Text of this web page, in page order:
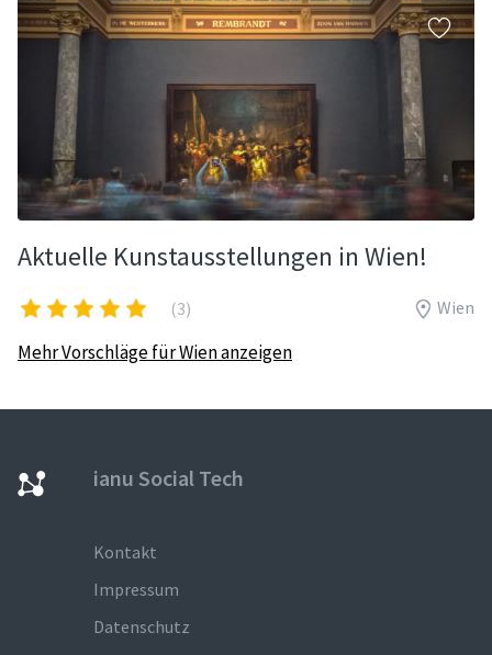
Aktuelle Kunstausstellungen in Wien!
(3) Wien
Mehr Vorschläge für Wien anzeigen
ianu Social Tech
Kontakt
Impressum
Datenschutz